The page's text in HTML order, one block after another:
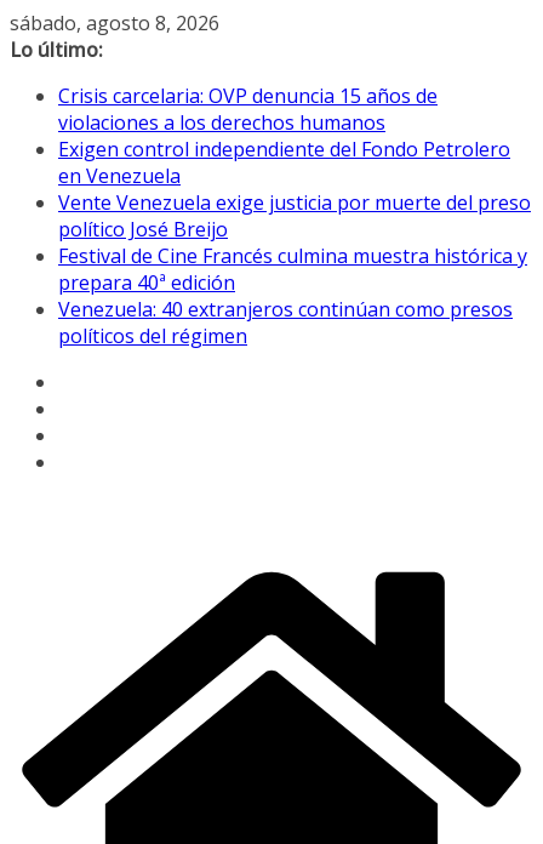
Saltar
al
sábado, agosto 8, 2026
Lo último:
Crisis carcelaria: OVP denuncia 15 años de
violaciones a los derechos humanos
Exigen control independiente del Fondo Petrolero
en Venezuela
Vente Venezuela exige justicia por muerte del preso
político José Breijo
Festival de Cine Francés culmina muestra histórica y
prepara 40ª edición
Venezuela: 40 extranjeros continúan como presos
políticos del régimen